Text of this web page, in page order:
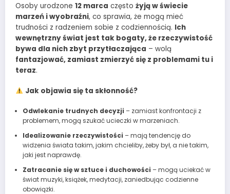
Osoby urodzone 12 marca często żyją w świecie
marzeń i wyobraźni, co sprawia, że mogą mieć
trudności z radzeniem sobie z codziennością. Ich
wewnętrzny świat jest tak bogaty, że rzeczywistość
bywa dla nich zbyt przytłaczająca – wolą
fantazjować, zamiast zmierzyć się z problemami tu i
teraz.
Jak objawia się ta skłonność?
Odwlekanie trudnych decyzji – zamiast konfrontacji z
problemem, mogą szukać ucieczki w marzeniach.
Idealizowanie rzeczywistości – mają tendencję do
widzenia świata takim, jakim chcieliby, żeby był, a nie takim,
jaki jest naprawdę.
Zatracanie się w sztuce i duchowości – mogą uciekać w
świat muzyki, książek, medytacji, zaniedbując codzienne
obowiązki.